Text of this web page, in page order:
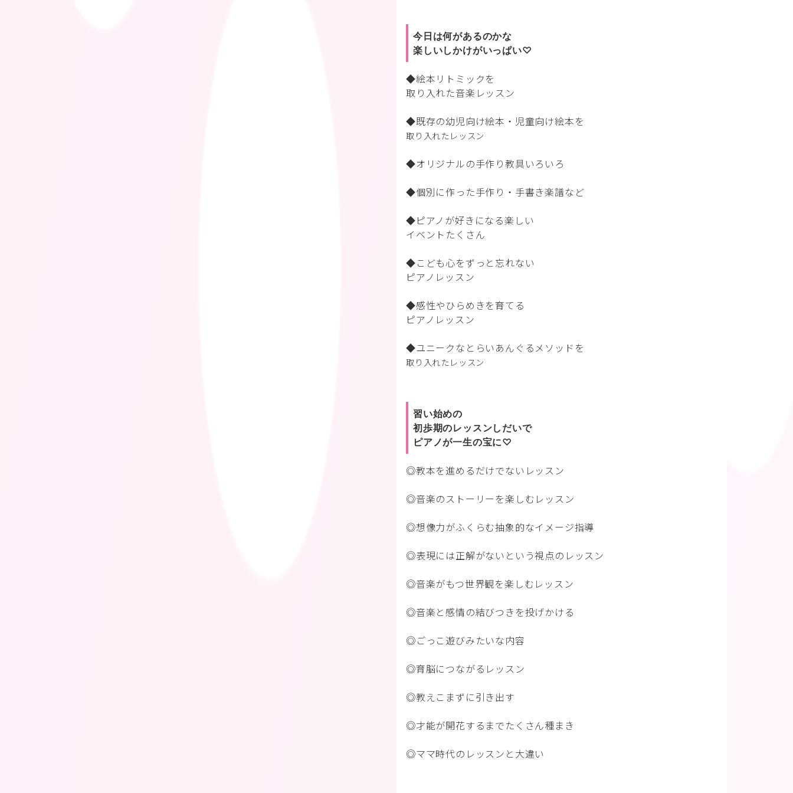
今日は何があるのかな
楽しいしかけがいっぱい♡
◆絵本リトミックを
取り入れた音楽レッスン
◆既存の幼児向け絵本・児童向け絵本を
取り入れたレッスン
◆オリジナルの手作り教具いろいろ
◆個別に作った手作り・手書き楽譜など
◆ピアノが好きになる楽しい
イベントたくさん
◆こども心をずっと忘れない
ピアノレッスン
◆感性やひらめきを育てる
ピアノレッスン
◆ユニークなとらいあんぐるメソッドを
取り入れたレッスン
習い始めの
初歩期のレッスンしだいで
ピアノが一生の宝に♡
◎教本を進めるだけでないレッスン
◎音楽のストーリーを楽しむレッスン
◎想像力がふくらむ抽象的なイメージ指導
◎表現には正解がないという視点のレッスン
◎音楽がもつ世界観を楽しむレッスン
◎音楽と感情の結びつきを投げかける
◎ごっこ遊びみたいな内容
◎育脳につながるレッスン
◎教えこまずに引き出す
◎才能が開花するまでたくさん種まき
◎ママ時代のレッスンと大違い